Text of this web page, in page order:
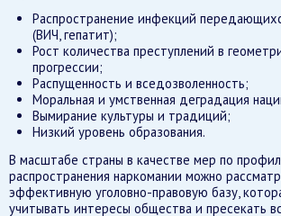
Распространение инфекций
(ВИЧ, гепатит);
Рост количества преступлений в
прогрессии;
Распущенность и вседозволенность;
Моральная и умственная деградация
Вымирание культуры и традиций;
Низкий уровень образования.
В масштабе страны в качестве мер по
распространения наркомании можно
эффективную уголовно-правовую базу,
учитывать интересы общества и пресекать